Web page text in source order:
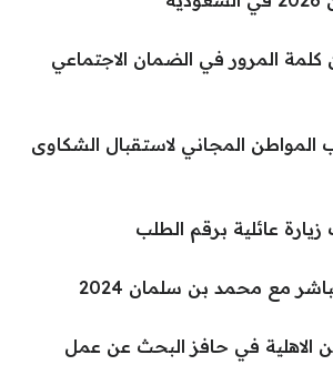
المرور في الضمان الاجتماعي
المجاني لاستقبال الشكاوى
عائلية برقم الطلب
مع محمد بن سلمان 2024
الاهلية في حافز البحث عن عمل